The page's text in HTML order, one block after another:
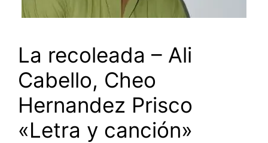
La recoleada – Ali
Cabello, Cheo
Hernandez Prisco
«Letra y canción»